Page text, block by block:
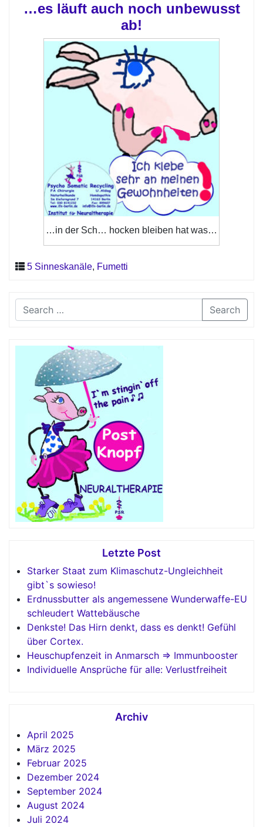
…es läuft auch noch unbewusst
ab!
…in der Sch… hocken bleiben hat was…
5 Sinneskanäle, Fumetti
Search
Letzte Post
Starker Staat zum Klimaschutz-Ungleichheit
gibt`s sowieso!
Erdnussbutter als angemessene Wunderwaffe-EU
schleudert Wattebäusche
Denkste! Das Hirn denkt, dass es denkt! Gefühl
über Cortex.
Heuschupfenzeit in Anmarsch => Immunbooster
Individuelle Ansprüche für alle: Verlustfreiheit
Archiv
April 2025
März 2025
Februar 2025
Dezember 2024
September 2024
August 2024
Juli 2024